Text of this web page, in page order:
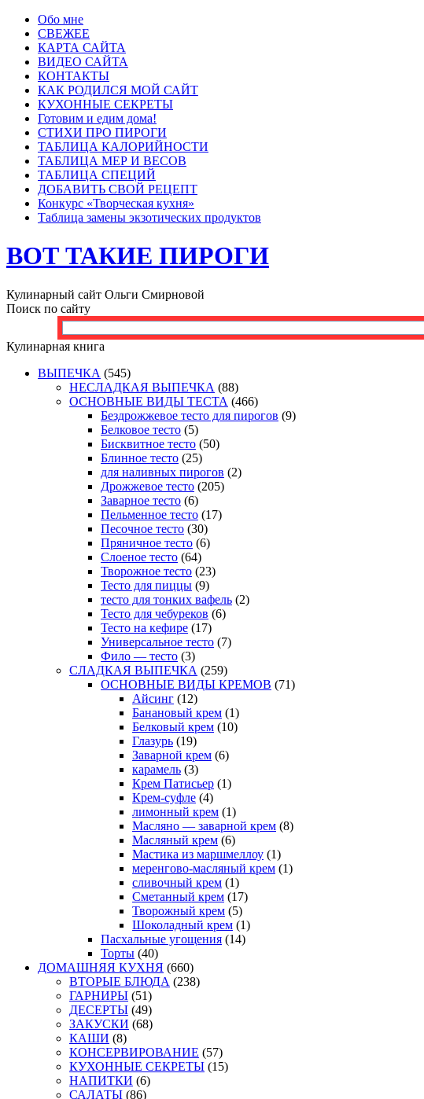
Обо мне
СВЕЖЕЕ
КАРТА САЙТА
ВИДЕО САЙТА
КОНТАКТЫ
КАК РОДИЛСЯ МОЙ САЙТ
КУХОННЫЕ СЕКРЕТЫ
Готовим и едим дома!
СТИХИ ПРО ПИРОГИ
ТАБЛИЦА КАЛОРИЙНОСТИ
ТАБЛИЦА МЕР И ВЕСОВ
ТАБЛИЦА СПЕЦИЙ
ДОБАВИТЬ СВОЙ РЕЦЕПТ
Конкурс «Творческая кухня»
Таблица замены экзотических продуктов
ВОТ ТАКИЕ ПИРОГИ
Кулинарный сайт Ольги Смирновой
Поиск по сайту
Кулинарная книга
ВЫПЕЧКА (545)
НЕСЛАДКАЯ ВЫПЕЧКА (88)
ОСНОВНЫЕ ВИДЫ ТЕСТА (466)
Бездрожжевое тесто для пирогов (9)
Белковое тесто (5)
Бисквитное тесто (50)
Блинное тесто (25)
для наливных пирогов (2)
Дрожжевое тесто (205)
Заварное тесто (6)
Пельменное тесто (17)
Песочное тесто (30)
Пряничное тесто (6)
Слоеное тесто (64)
Творожное тесто (23)
Тесто для пиццы (9)
тесто для тонких вафель (2)
Тесто для чебуреков (6)
Тесто на кефире (17)
Универсальное тесто (7)
Фило — тесто (3)
СЛАДКАЯ ВЫПЕЧКА (259)
ОСНОВНЫЕ ВИДЫ КРЕМОВ (71)
Айсинг (12)
Банановый крем (1)
Белковый крем (10)
Глазурь (19)
Заварной крем (6)
карамель (3)
Крем Патисьер (1)
Крем-суфле (4)
лимонный крем (1)
Масляно — заварной крем (8)
Масляный крем (6)
Мастика из маршмеллоу (1)
меренгово-масляный крем (1)
сливочный крем (1)
Сметанный крем (17)
Творожный крем (5)
Шоколадный крем (1)
Пасхальные угощения (14)
Торты (40)
ДОМАШНЯЯ КУХНЯ (660)
ВТОРЫЕ БЛЮДА (238)
ГАРНИРЫ (51)
ДЕСЕРТЫ (49)
ЗАКУСКИ (68)
КАШИ (8)
КОНСЕРВИРОВАНИЕ (57)
КУХОННЫЕ СЕКРЕТЫ (15)
НАПИТКИ (6)
САЛАТЫ (86)